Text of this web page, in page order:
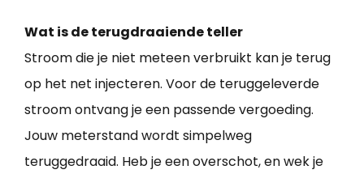
Wat is de terugdraaiende teller
Stroom die je niet meteen verbruikt kan je terug
op het net injecteren. Voor de teruggeleverde
stroom ontvang je een passende vergoeding.
Jouw meterstand wordt simpelweg
teruggedraaid. Heb je een overschot, en wek je